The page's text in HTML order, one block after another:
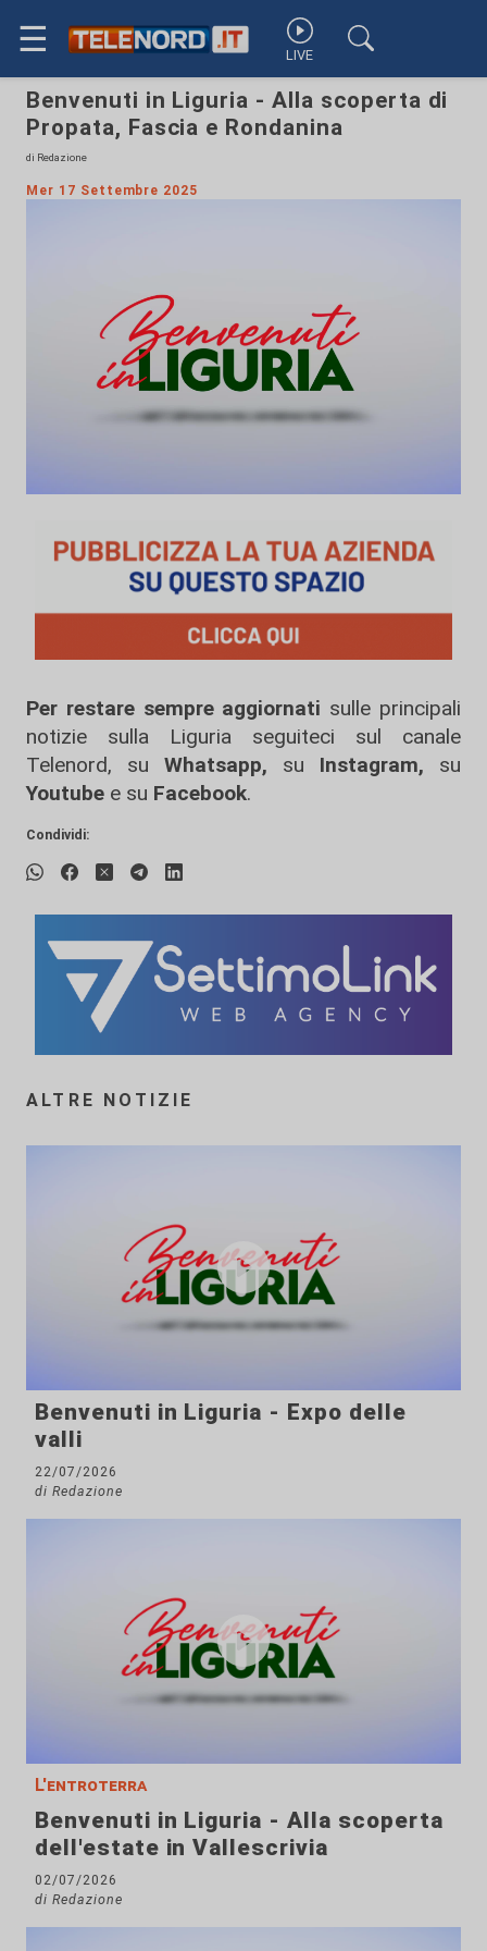
☰ LIVE
Benvenuti in Liguria - Alla scoperta di
Propata, Fascia e Rondanina
di Redazione
Mer 17 Settembre 2025
Per restare sempre aggiornati sulle principali
notizie sulla Liguria seguiteci sul canale
Telenord, su
Whatsapp, su Instagram, su
Youtube e su Facebook.
Condividi:
ALTRE NOTIZIE
Benvenuti in Liguria - Expo delle
valli
22/07/2026
di Redazione
L'entroterra
Benvenuti in Liguria - Alla scoperta
dell'estate in Vallescrivia
02/07/2026
di Redazione